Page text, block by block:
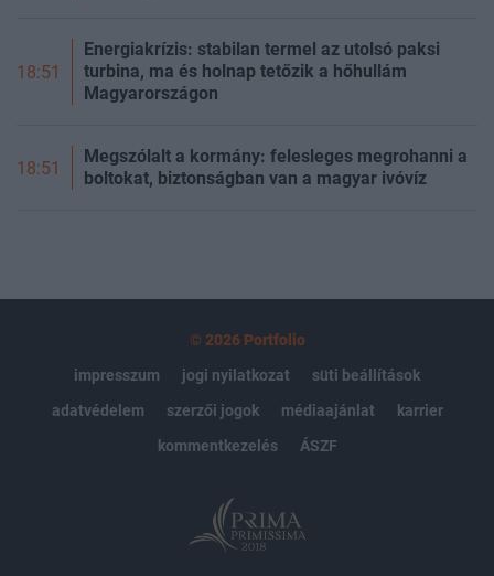
18:51
Energiakrízis: stabilan termel az utolsó paksi
turbina, ma és holnap tetőzik a hőhullám
Magyarországon
18:51
Megszólalt a kormány: felesleges megrohanni a
boltokat, biztonságban van a magyar ivóvíz
© 2026 Portfolio
impresszum
jogi nyilatkozat
süti beállítások
adatvédelem
szerzői jogok médiaajánlat
karrier
kommentkezelés
ÁSZF